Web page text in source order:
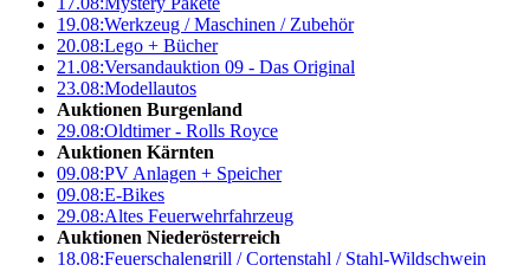
19.08:Werkzeug / Maschinen / Zubehör
20.08:Lego + Bücher
21.08:Versandauktion 09 - Das Original
23.08:Modellautos
Auktionen Burgenland
29.08:Oldtimer - Rolls Royce
Auktionen Kärnten
09.08:PV Anlagen + Speicher
09.08:E-Bikes
29.08:Altes Feuerwehrfahrzeug
Auktionen Niederösterreich
18.08:Feuerschalengrill / Cortenstahl / Stahl-Wildschwein